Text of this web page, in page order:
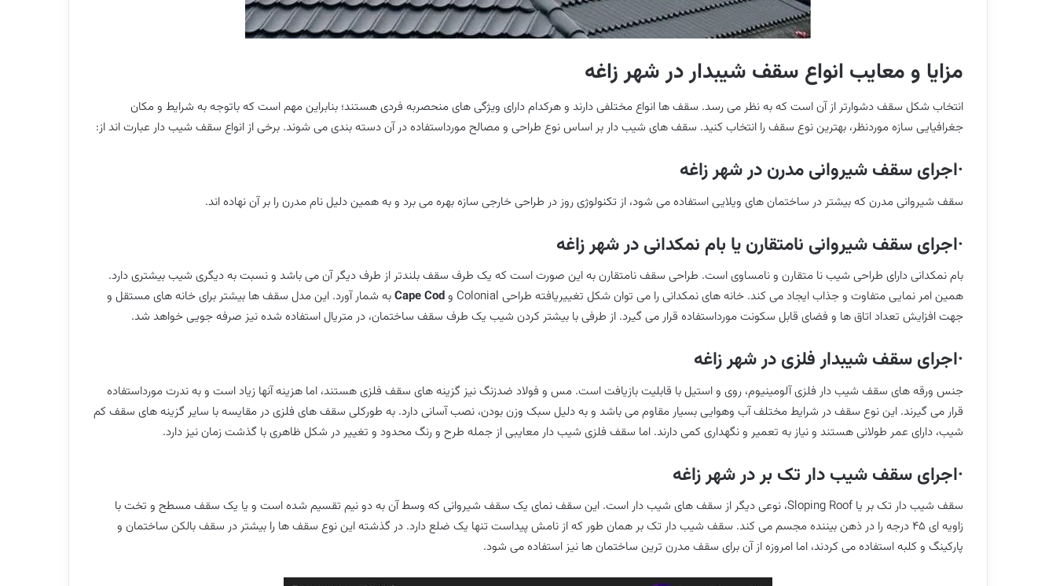
مزایا و معایب انواع سقف شیبدار در شهر زاغه
انتخاب شکل سقف دشوارتر از آن است که به نظر می رسد. سقف ها انواع مختلفی دارند و هرکدام دارای ویژگی های منحصربه فردی هستند؛ بنابراین مهم است که باتوجه به شرایط و مکان
جغرافیایی سازه موردنظر، بهترین نوع سقف را انتخاب کنید. سقف های شیب دار بر اساس نوع طراحی و مصالح مورداستفاده در آن دسته بندی می شوند. برخی از انواع سقف شیب دار عبارت اند از:
·اجرای سقف شیروانی مدرن در شهر زاغه
سقف شیروانی مدرن که بیشتر در ساختمان های ویلایی استفاده می شود، از تکنولوژی روز در طراحی خارجی سازه بهره می برد و به همین دلیل نام مدرن را بر آن نهاده اند.
·اجرای سقف شیروانی نامتقارن یا بام نمکدانی در شهر زاغه
بام نمکدانی دارای طراحی شیب نا متقارن و نامساوی است. طراحی سقف نامتقارن به این صورت است که یک طرف سقف بلندتر از طرف دیگر آن می باشد و نسبت به دیگری شیب بیشتری دارد.
همین امر نمایی متفاوت و جذاب ایجاد می کند. خانه های نمکدانی را می توان شکل تغییریافته طراحی Colonial و
Cape Codبه شمار آورد. این مدل سقف ها بیشتر برای خانه های مستقل و
جهت افزایش تعداد اتاق ها و فضای قابل سکونت مورداستفاده قرار می گیرد. از طرفی با بیشتر کردن شیب یک طرف سقف ساختمان، در متریال استفاده شده نیز صرفه جویی خواهد شد.
·اجرای سقف شیبدار فلزی در شهر زاغه
جنس ورقه های سقف شیب دار فلزی آلومینیوم، روی و استیل با قابلیت بازیافت است. مس و فولاد ضدزنگ نیز گزینه های سقف فلزی هستند، اما هزینه آنها زیاد است و به ندرت مورداستفاده
قرار می گیرند. این نوع سقف در شرایط مختلف آب وهوایی بسیار مقاوم می باشد و به دلیل سبک وزن بودن، نصب آسانی دارد. به طورکلی سقف های فلزی در مقایسه با سایر گزینه های سقف کم
شیب، دارای عمر طولانی هستند و نیاز به تعمیر و نگهداری کمی دارند. اما سقف فلزی شیب دار معایبی از جمله طرح و رنگ محدود و تغییر در شکل ظاهری با گذشت زمان نیز دارد.
·اجرای سقف شیب دار تک بر در شهر زاغه
سقف شیب دار تک بر یا Sloping Roof، نوعی دیگر از سقف های شیب دار است. این سقف نمای یک سقف شیروانی که وسط آن به دو نیم تقسیم شده است و یا یک سقف مسطح و تخت با
زاویه ای ٤٥ درجه را در ذهن بیننده مجسم می کند. سقف شیب دار تک بر همان طور که از نامش پیداست تنها یک ضلع دارد. در گذشته این نوع سقف ها را بیشتر در سقف بالکن ساختمان و
پارکینگ و کلبه استفاده می کردند، اما امروزه از آن برای سقف مدرن ترین ساختمان ها نیز استفاده می شود.